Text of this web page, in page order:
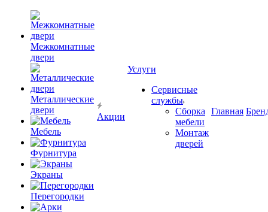
Межкомнатные
двери
Металлические
двери
Мебель
Фурнитура
Экраны
Перегородки
Акции
Услуги
Сервисные
службы
Сборка
мебели
Монтаж
дверей
Главная